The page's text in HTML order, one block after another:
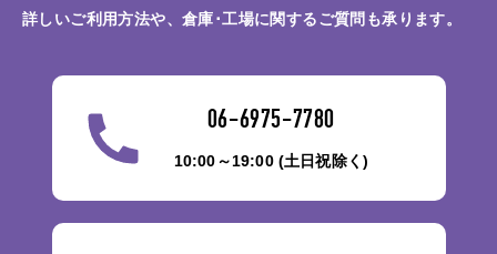
詳しいご利用方法や、倉庫･工場に関するご質問も承ります。
06-6975-7780
10:00～19:00 (土日祝除く)